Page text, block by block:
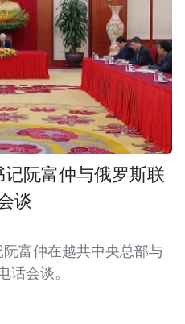
阮富仲与俄罗斯联
谈
富仲在越共中央总部与
话会谈。